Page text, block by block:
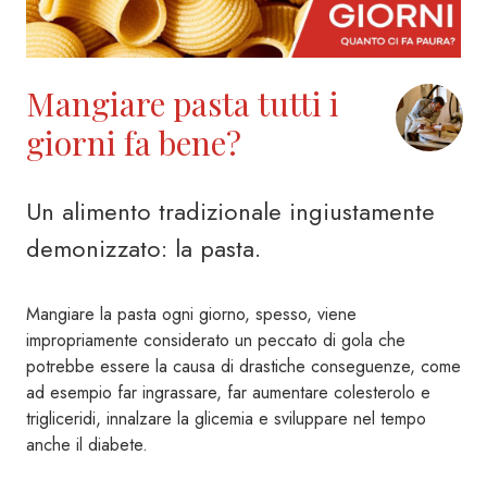
Mangiare pasta tutti i
giorni fa bene?
Un alimento tradizionale ingiustamente
demonizzato: la pasta.
Mangiare la pasta ogni giorno, spesso, viene
impropriamente considerato un peccato di gola che
potrebbe essere la causa di drastiche conseguenze, come
ad esempio far ingrassare, far aumentare colesterolo e
trigliceridi, innalzare la glicemia e sviluppare nel tempo
anche il diabete.